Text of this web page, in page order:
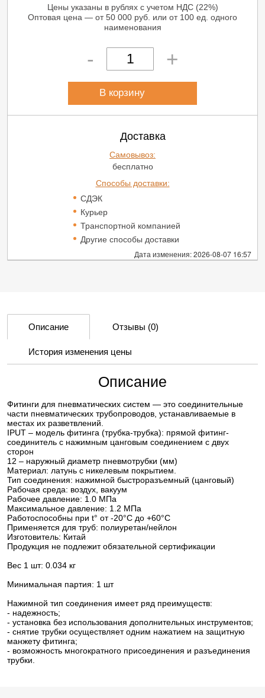
Дата изменения: 2026-08-07 16:57
Цены указаны в рублях с учетом НДС (22%)
Оптовая цена — от 50 000 руб. или от 100 ед. одного
наименования
- +
В корзину
Доставка
Самовывоз:
бесплатно
Способы доставки:
СДЭК
Курьер
Транспортной компанией
Другие способы доставки
Описание Отзывы (0)
История изменения цены
Описание
Фитинги для пневматических систем — это соединительные
части пневматических трубопроводов, устанавливаемые в
местах их разветвлений.
IPUT – модель фитинга (трубка-трубка): прямой фитинг-
соединитель с нажимным цанговым соединением с двух
сторон
12 – наружный диаметр пневмотрубки (мм)
Материал: латунь с никелевым покрытием.
Тип соединения: нажимной быстроразъемный (цанговый)
Рабочая среда: воздух, вакуум
Рабочее давление: 1.0 МПа
Максимальное давление: 1.2 МПа
Работоспособны при t° от -20°С до +60°С
Применяется для труб: полиуретан/нейлон
Изготовитель: Китай
Продукция не подлежит обязательной сертификации
Вес 1 шт: 0.034 кг
Минимальная партия: 1 шт
Нажимной тип соединения имеет ряд преимуществ:
- надежность;
- установка без использования дополнительных инструментов;
- снятие трубки осуществляет одним нажатием на защитную
манжету фитинга;
- возможность многократного присоединения и разъединения
трубки.